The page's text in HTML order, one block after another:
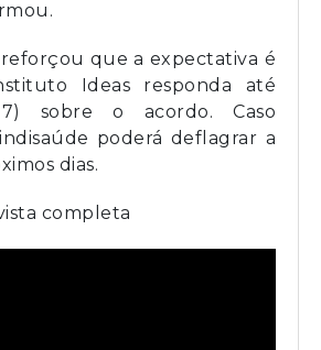
que a expectativa é
Ideas responda até
sobre o acordo. Caso
poderá deflagrar a
dias.
completa